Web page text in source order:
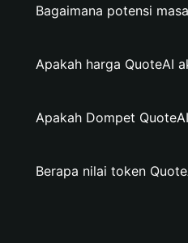
Bagaimana potensi
Apakah harga QuoteAI
Apakah Dompet
Berapa nilai token